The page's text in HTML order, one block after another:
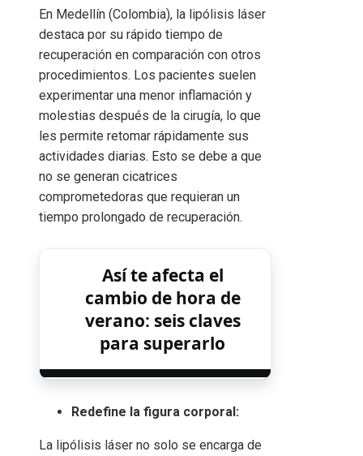
En Medellín (Colombia), la lipólisis láser
destaca por su rápido tiempo de
recuperación en comparación con otros
procedimientos. Los pacientes suelen
experimentar una menor inflamación y
molestias después de la cirugía, lo que
les permite retomar rápidamente sus
actividades diarias. Esto se debe a que
no se generan cicatrices
comprometedoras que requieran un
tiempo prolongado de recuperación.
Así te afecta el
cambio de hora de
verano: seis claves
para superarlo
Redefine la figura corporal:
La lipólisis láser no solo se encarga de